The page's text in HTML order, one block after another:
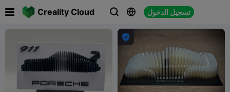
Creality Cloud   تسجيل الدخول
 
